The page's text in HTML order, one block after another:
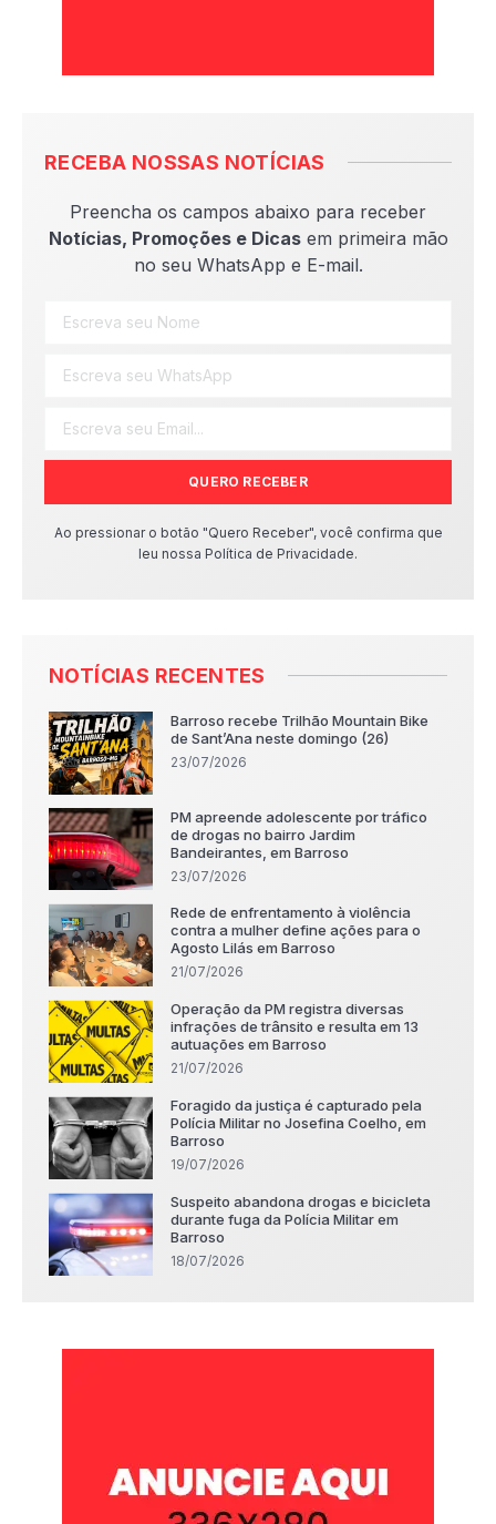
RECEBA NOSSAS NOTÍCIAS
Preencha os campos abaixo para receber
Notícias, Promoções e Dicasem primeira mão
no seu WhatsApp e E-mail.
QUERO RECEBER
Ao pressionar o botão "Quero Receber", você confirma que
leu nossa Política de Privacidade.
NOTÍCIAS RECENTES
Barroso recebe Trilhão Mountain Bike
de Sant’Ana neste domingo (26)
23/07/2026
PM apreende adolescente por tráfico
de drogas no bairro Jardim
Bandeirantes, em Barroso
23/07/2026
Rede de enfrentamento à violência
contra a mulher define ações para o
Agosto Lilás em Barroso
21/07/2026
Operação da PM registra diversas
infrações de trânsito e resulta em 13
autuações em Barroso
21/07/2026
Foragido da justiça é capturado pela
Polícia Militar no Josefina Coelho, em
Barroso
19/07/2026
Suspeito abandona drogas e bicicleta
durante fuga da Polícia Militar em
Barroso
18/07/2026